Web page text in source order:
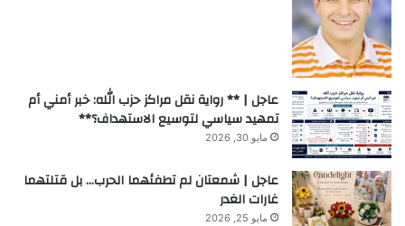
عاجل | ** رواية نقل مراكز حزب الله: خبر أمني أم
تمهيد سياسي لتوسيع الاستهداف؟**
مايو 30, 2026
عاجل | شمعتان لم تطفئهما الحرب… بل قتلتهما
غارات الغدر
مايو 25, 2026